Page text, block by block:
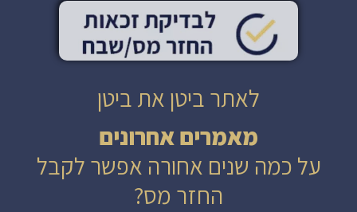
מאמרים אחרונים
על כמה שנים אחורה אפשר לקבל
החזר מס?
לאתר ביטן את ביטן